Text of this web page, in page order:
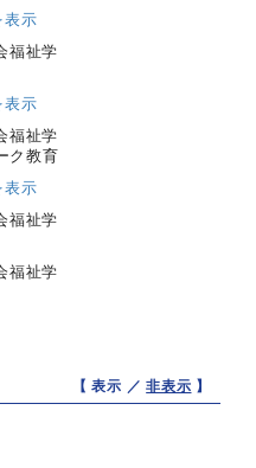
表示
福祉学
表示
福祉学
ク教育
表示
福祉学
福祉学
【 表示 ／非表示 】